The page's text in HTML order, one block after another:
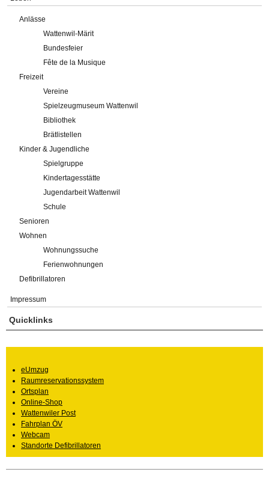
Anlässe
Wattenwil-Märit
Bundesfeier
Fête de la Musique
Freizeit
Vereine
Spielzeugmuseum Wattenwil
Bibliothek
Brätlistellen
Kinder & Jugendliche
Spielgruppe
Kindertagesstätte
Jugendarbeit Wattenwil
Schule
Senioren
Wohnen
Wohnungssuche
Ferienwohnungen
Defibrillatoren
Impressum
Quicklinks
eUmzug
Raumreservationssystem
Ortsplan
Online-Shop
Wattenwiler Post
Fahrplan ÖV
Webcam
Standorte Defibrillatoren